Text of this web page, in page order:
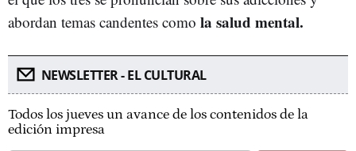
abordan temas candentes como la salud mental.
NEWSLETTER - EL CULTURAL
Todos los jueves un avance de los contenidos de la
edición impresa